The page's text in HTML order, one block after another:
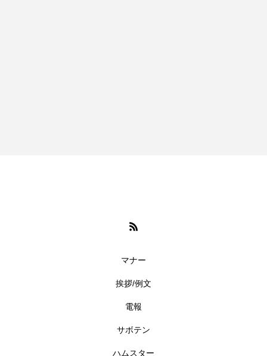
マナー
挨拶/例文
電報
サボテン
ハムスター